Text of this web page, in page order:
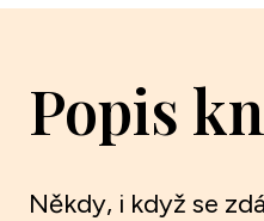
Popis
Někdy, i když se